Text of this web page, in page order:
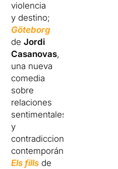
violencia
y destino;
Göteborg
deJordi
Casanovas,
una nueva
comedia
sobre
relaciones
sentimentales
y
contradicciones
contemporáneas;
Els fills de